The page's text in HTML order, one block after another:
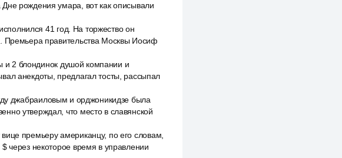
рождения умара, вот как описывали
41 год. На торжество он
Премьера правительства Москвы Иосиф
и 2 блондинок душой компании и
анекдоты, предлагал тосты, рассыпал
джабраиловым и орджоникидзе была
утверждал, что место в славянской
премьеру американцу, по его словам,
через некоторое время в управлении